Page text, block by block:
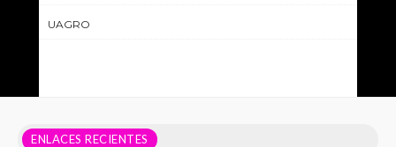
UAGRO
ENLACES RECIENTES